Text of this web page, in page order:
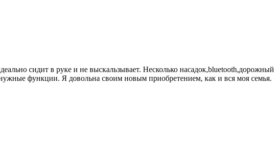
сидит в руке и не выскальзывает. Несколько насадок,bluetooth,дорожный
функции. Я довольна своим новым приобретением, как и вся моя семья.